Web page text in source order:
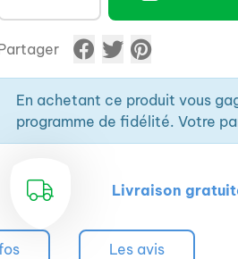
En achetant ce produit vous
programme de fidélité. Votre
Livraison
Les avis